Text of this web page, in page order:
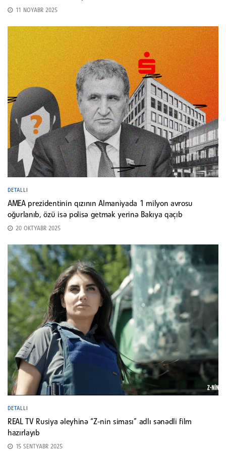
11 NOYABR 2025
DETALLI
AMEA prezidentinin qızının Almaniyada 1 milyon avrosu
oğurlanıb, özü isə polisə getmək yerinə Bakıya qaçıb
20 OKTYABR 2025
DETALLI
REAL TV Rusiya əleyhinə “Z-nin siması” adlı sənədli film
hazırlayıb
15 SENTYABR 2025